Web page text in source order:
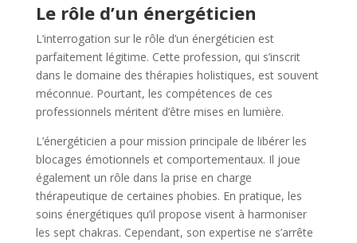
Le rôle d’un énergéticien
L’interrogation sur le rôle d’un énergéticien est
parfaitement légitime. Cette profession, qui s’inscrit
dans le domaine des thérapies holistiques, est souvent
méconnue. Pourtant, les compétences de ces
professionnels méritent d’être mises en lumière.
L’énergéticien a pour mission principale de libérer les
blocages émotionnels et comportementaux. Il joue
également un rôle dans la prise en charge
thérapeutique de certaines phobies. En pratique, les
soins énergétiques qu’il propose visent à harmoniser
les sept chakras. Cependant, son expertise ne s’arrête